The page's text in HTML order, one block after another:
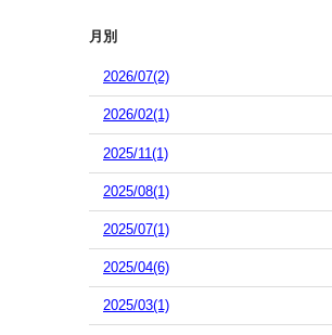
月別
2026/07(2)
2026/02(1)
2025/11(1)
2025/08(1)
2025/07(1)
2025/04(6)
2025/03(1)